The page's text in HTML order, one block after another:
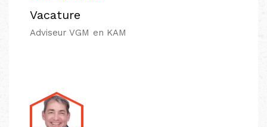
Vacature
Adviseur VGM en KAM